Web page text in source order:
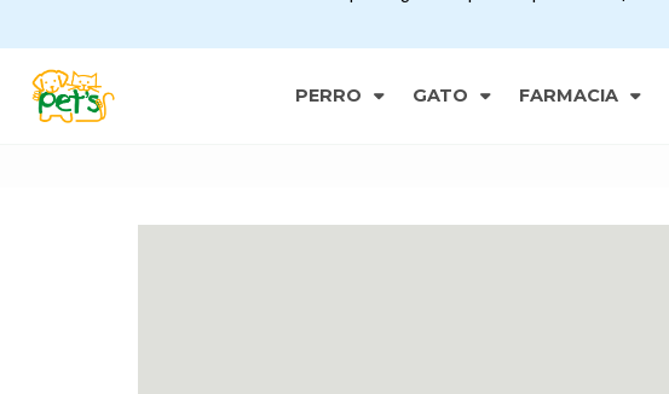
PERRO GATO FARMACIA